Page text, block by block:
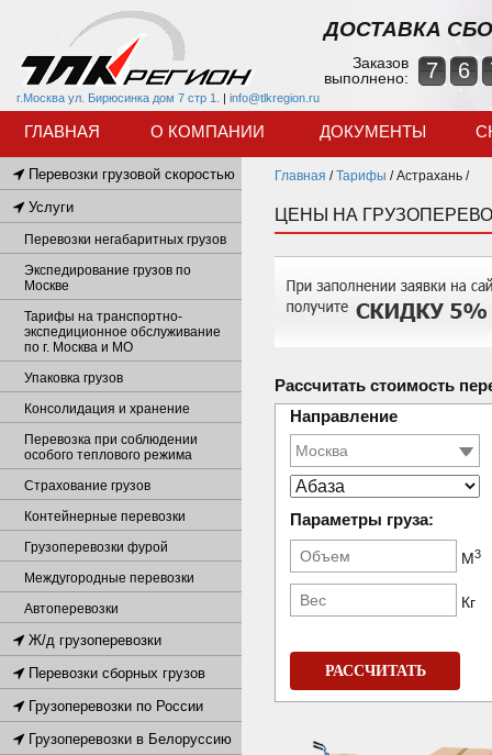
г.Москва ул. Бирюсинка дом 7 стр 1. | info@tlkregion.ru
ДОСТАВКА
Заказов
выполнено:
7 6
ГЛАВНАЯ О КОМПАНИИ ДОКУМЕНТЫ
Главная /Тарифы /Астрахань /
ЦЕНЫ НА
Рассчитать стоимость
Направление
Параметры груза:
М3
Кг
РАССЧИТАТЬ
Перевозки грузовой скоростью
Услуги
Перевозки негабаритных грузов
Экспедирование грузов по
Москве
Тарифы на транспортно-
экспедиционное обслуживание
по г. Москва и МО
Упаковка грузов
Консолидация и хранение
Перевозка при соблюдении
особого теплового режима
Страхование грузов
Контейнерные перевозки
Грузоперевозки фурой
Междугородные перевозки
Автоперевозки
Ж/д грузоперевозки
Перевозки сборных грузов
Грузоперевозки по России
Грузоперевозки в Белоруссию